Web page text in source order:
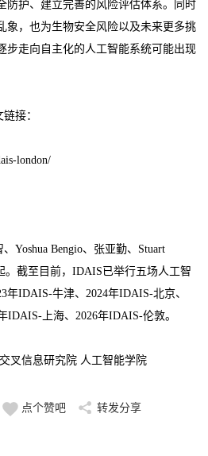
防护、建立完善的风险评估体系。同时
象，也为生物安全风险以及未来更多挑
步走向自主化的人工智能系统可能出现
接：
london/
Bengio、张亚勤、Stuart
。截至目前，IDAIS已举行五场人工智
年IDAIS-牛津、2024年IDAIS-北京、
IDAIS-上海、2026年IDAIS-伦敦。
信息研究院 人工智能学院
点个赞吧 转发分享